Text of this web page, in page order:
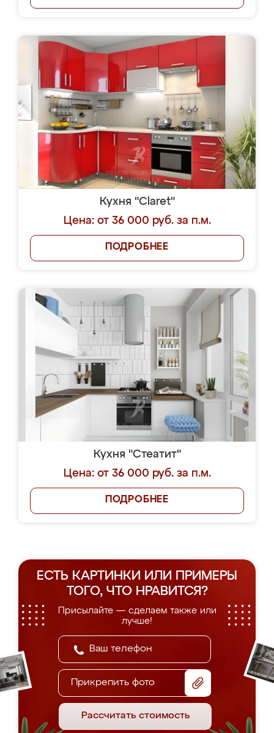
Кухня "Claret"
Цена: от 36 000 руб. за п.м.
ПОДРОБНЕЕ
Кухня "Стеатит"
Цена: от 36 000 руб. за п.м.
ПОДРОБНЕЕ
ЕСТЬ КАРТИНКИ ИЛИ ПРИМЕРЫ
ТОГО, ЧТО НРАВИТСЯ?
Присылайте — сделаем также или
лучше!
Прикрепить фото
Рассчитать стоимость